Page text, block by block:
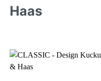
Haas